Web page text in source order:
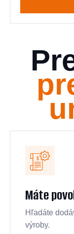
Máte
Hľadáte
výroby.